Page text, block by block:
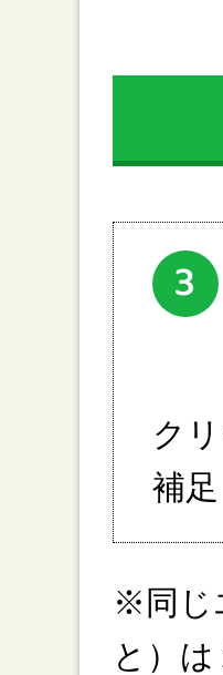
3
ク
補
※同じ
と）